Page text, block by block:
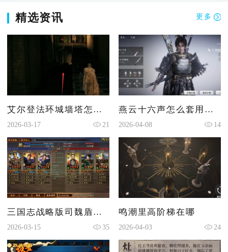
精选资讯 更多
艾尔登法环城墙塔怎么走
2026-03-17 21
燕云十六声怎么套用坊主
2026-04-08 14
三国志战略版司魏盾如何组合
2026-03-15 35
鸣潮里高阶梯在哪
2026-04-03 24